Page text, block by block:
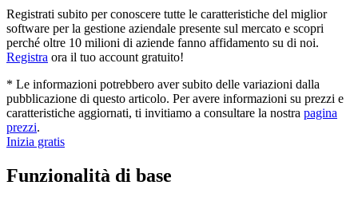
Registrati subito per conoscere tutte le caratteristiche del miglior
software per la gestione aziendale presente sul mercato e scopri
perché oltre 10 milioni di aziende fanno affidamento su di noi.
Registra ora il tuo account gratuito!
* Le informazioni potrebbero aver subito delle variazioni dalla
pubblicazione di questo articolo. Per avere informazioni su prezzi e
caratteristiche aggiornati, ti invitiamo a consultare la nostra pagina
prezzi.
Inizia gratis
Funzionalità di base